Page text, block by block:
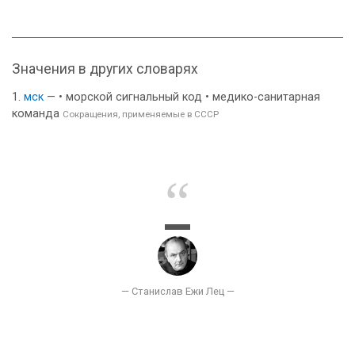
Значения в других словарях
мск — • морской сигнальный код • медико-санитарная
команда Сокращения, применяемые в СССР